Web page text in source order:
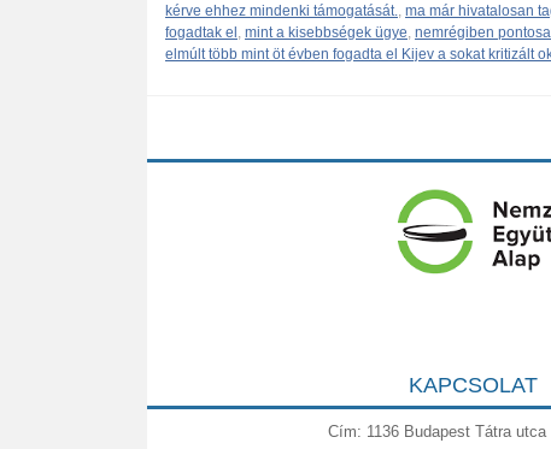
kérve ehhez mindenki támogatását., ma már hivatalosan
fogadtak el , mint a kisebbségek ügye, nemrégiben
elmúlt több mint öt évben fogadta el Kijev a sokat kritizált
KAPCSOLAT
Cím: 1136 Budapest Tátra utca